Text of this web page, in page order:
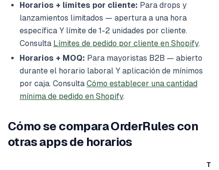
Horarios + límites por cliente: Para drops y
lanzamientos limitados — apertura a una hora
específica Y límite de 1-2 unidades por cliente.
Consulta Límites de pedido por cliente en Shopify.
Horarios + MOQ: Para mayoristas B2B — abierto
durante el horario laboral Y aplicación de mínimos
por caja. Consulta Cómo establecer una cantidad
mínima de pedido en Shopify.
Cómo se compara OrderRules con
otras apps de horarios